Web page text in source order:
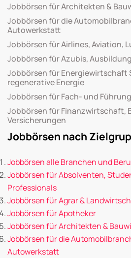
Jobbörsen für Architekten &
Jobbörsen für die
Autowerkstatt
Jobbörsen für Airlines, Aviation,
Jobbörsen für Azubis,
Jobbörsen für Energiewirtschaft
regenerative Energie
Jobbörsen für Fach- und
Jobbörsen für Finanzwirtschaft,
Versicherungen
Jobbörsen nach
Jobbörsen alle Branchen und
Jobbörsen für Absolventen,
Professionals
Jobbörsen für Agrar &
Jobbörsen für Apotheker
Jobbörsen für Architekten &
Jobbörsen für die
Autowerkstatt